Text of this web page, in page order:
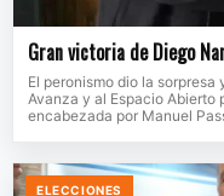
Gran victoria de Diego
El peronismo dio la
Avanza y al Espacio Abierto
encabezada por Manuel
ELECCIONES